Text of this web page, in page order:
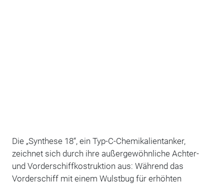
Die „Synthese 18“, ein Typ-C-Chemikalientanker,
zeichnet sich durch ihre außergewöhnliche Achter-
und Vorderschiffkostruktion aus: Während das
Vorderschiff mit einem Wulstbug für erhöhten